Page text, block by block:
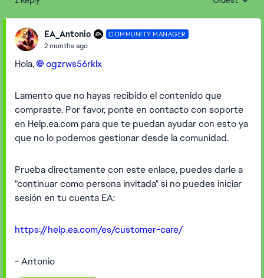
Replies
EA_Antonio COMMUNITY MANAGER
2 months ago
Hola, ogzrws56rklx​
Lamento que no hayas recibido el contenido que
compraste. Por favor, ponte en contacto con soporte
en Help.ea.com para que te puedan ayudar con esto ya
que no lo podemos gestionar desde la comunidad.
Prueba directamente con este enlace, puedes darle a
"continuar como persona invitada" si no puedes iniciar
sesión en tu cuenta EA:
https://help.ea.com/es/customer-care/
- Antonio